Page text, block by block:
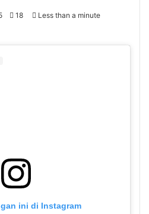
18 Less than a minute
ini di Instagram